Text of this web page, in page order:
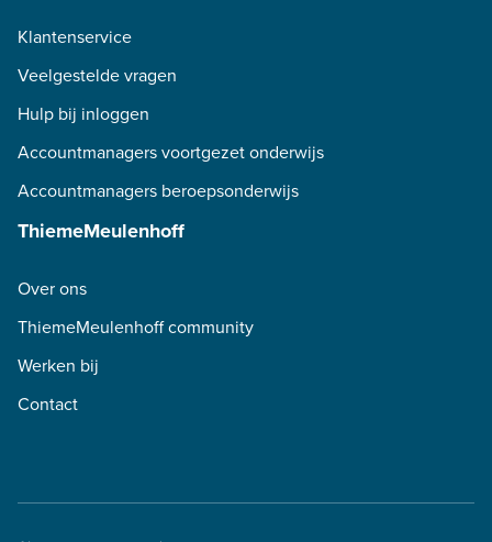
Klantenservice
Veelgestelde vragen
Hulp bij inloggen
Accountmanagers voortgezet onderwijs
Accountmanagers beroepsonderwijs
ThiemeMeulenhoff
Over ons
ThiemeMeulenhoff community
Werken bij
Contact